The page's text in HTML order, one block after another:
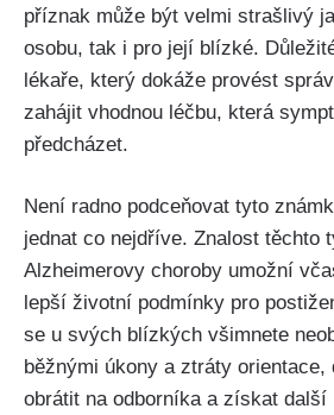
příznak může být velmi strašlivý
osobu, tak i pro její blízké.
lékaře, který dokáže provést
zahájit vhodnou léčbu, která
předcházet.
Není radno podceňovat tyto
jednat co nejdříve. Znalost těchto
Alzheimerovy choroby umožní
lepší životní podmínky pro
se u svých blízkých všimnete
běžnými úkony a ztráty orientace,
obrátit na odborníka a získat další